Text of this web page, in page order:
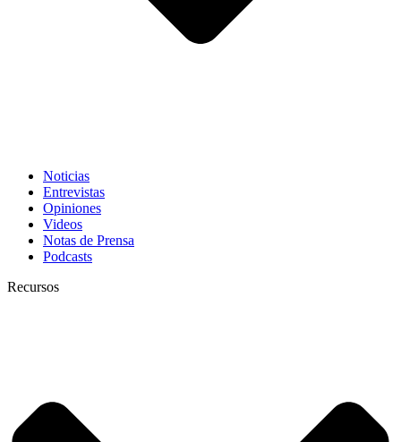
Noticias
Entrevistas
Opiniones
Videos
Notas de Prensa
Podcasts
Recursos